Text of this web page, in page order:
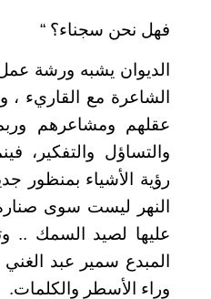
فهل نحن سجناء؟ “
الديوان يشبه ورشة
الشاعرة مع القاريء ،
عقلهم ومشاعرهم
والتساؤل والتفكير،
رؤية الأشياء بمنظور
النهر ليست سوى
عليها لصيد السمك ..
المبدع سمير عبد
وراء الأسطر والكلمات.